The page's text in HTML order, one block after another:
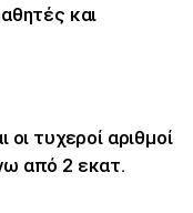
και
οι τυχεροί αριθμοί
από 2 εκατ.